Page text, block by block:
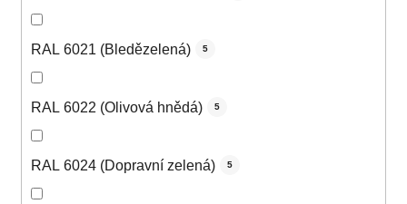
RAL 6021 (Bledězelená) 5
RAL 6022 (Olivová hnědá) 5
RAL 6024 (Dopravní zelená) 5